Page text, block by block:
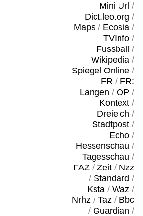
Mini Url /
Dict.leo.org /
Maps/ Ecosia/
TVInfo/
Fussball
/
Wikipedia/
Spiegel Online/
FR / FR:
Langen / OP /
Kontext/
Dreieich /
Stadtpost/
Echo/
Hessenschau /
Tagesschau /
FAZ/ Zeit/ Nzz
/ Standard /
Ksta/ Waz/
Nrhz/ Taz/ Bbc
/ Guardian /